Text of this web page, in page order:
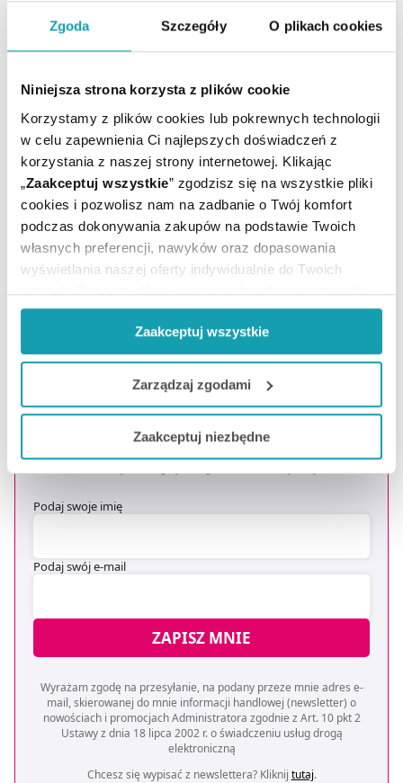
Zgoda Szczegóły O plikach cookies
Niniejsza strona korzysta z plików cookie
Korzystamy z plików cookies lub pokrewnych technologii
w celu zapewnienia Ci najlepszych doświadczeń z
korzystania z naszej strony internetowej. Klikając
„Zaakceptuj wszystkie” zgodzisz się na wszystkie pliki
cookies i pozwolisz nam na zadbanie o Twój komfort
podczas dokonywania zakupów na podstawie Twoich
własnych preferencji, nawyków oraz dopasowania
wyświetlania naszej oferty indywidualnie do Twoich
potrzeb. Część z plików jest nam dodatkowo niezbędna
do prawidłowego działania Portalu oraz jego
funkcjonalności. W zależności od funkcji, dane o tym jak
korzystasz z naszej witryny będą również przekazywane
do naszych Partnerów marketingowych i analitycznych.
Jeżeli chcesz dostosować swoją zgodę i wybrać tylko
niektóre dodatkowe funkcje, z którymi wiąże się
zbieranie danych o Twojej aktywności dokonaj
zgodami”.
będzie oznaczało, że nie wyrażasz zgody na
z brakiem dostępu do wszystkich funkcjonalności
Strony.
Zaakceptuj wszystkie
Zarządzaj zgodami
Zaakceptuj niezbędne
ARTYKUŁY
Zapisz się do newslettera
OTRZYMAJ KOD NA DARMOWĄ
DOSTAWĘ*
Podaj swoje imię
Podaj swój e-mail
ZAPISZ MNIE
Wyrażam zgodę na przesyłanie, na podany przeze mnie adres e-
mail, skierowanej do mnie informacji handlowej (newsletter) o
nowościach i promocjach Administratora zgodnie z Art. 10 pkt 2
Ustawy z dnia 18 lipca 2002 r. o świadczeniu usług drogą
elektroniczną
Chcesz się wypisać z newslettera? Kliknij tutaj.